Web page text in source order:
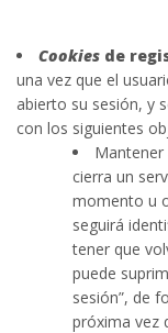
Cookies de
una vez que el
abierto su sesión, y
con los siguientes
cierra un
momento u
seguirá
tener que
puede
sesión”, de
próxima vez